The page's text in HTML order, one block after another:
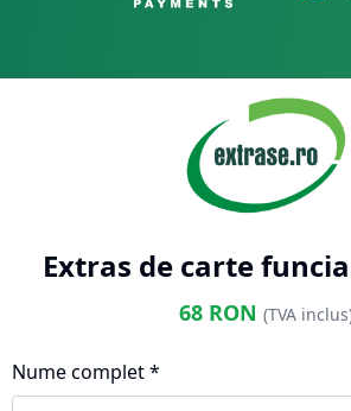
Extras de carte
68RON (TVA
Nume complet *